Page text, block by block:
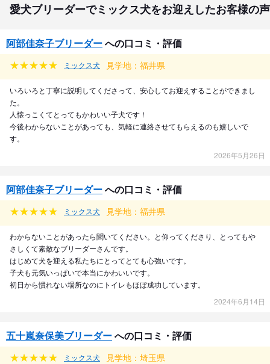
愛犬ブリーダーでミックス犬をお迎えしたお客様の
阿部佳奈子ブリーダーへの口コミ・評価
ミックス犬 見学地：福井県
いろいろと丁寧に説明してくださって、安心してお迎えすることができまし
た。
人懐っこくてとってもかわいい子犬です！
今後わからないことがあっても、気軽に連絡させてもらえるのも嬉しいで
す。
2026年5月26日
阿部佳奈子ブリーダーへの口コミ・評価
ミックス犬 見学地：福井県
わからないことがあったら聞いてください。と仰ってくださり、とってもや
さしくて素敵なブリーダーさんです。
はじめて犬を迎える私たちにとってとても心強いです。
子犬も元気いっぱいで本当にかわいいです。
初日から慣れない場所なのにトイレもほぼ成功しています。
2024年6月14日
五十嵐奈保美ブリーダーへの口コミ・評価
ミックス犬 見学地：埼玉県